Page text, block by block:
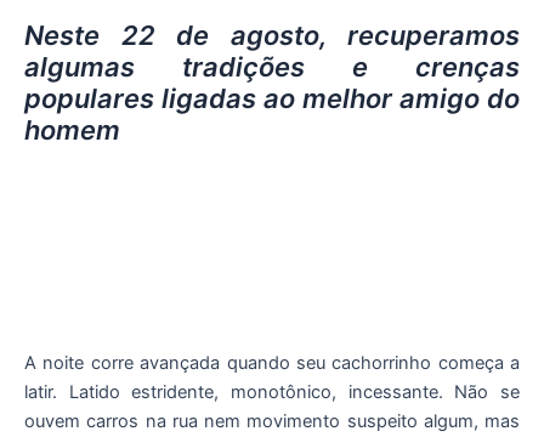
Neste 22 de agosto, recuperamos
algumas tradições e crenças
populares ligadas ao melhor amigo do
homem
A noite corre avançada quando seu cachorrinho começa a
latir. Latido estridente, monotônico, incessante. Não se
ouvem carros na rua nem movimento suspeito algum, mas